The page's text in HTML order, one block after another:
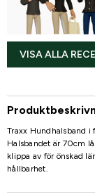
VISA ALLA
Traxx Hundhalsband i
Halsbandet är 70cm
klippa av för önskad
hållbarhet.